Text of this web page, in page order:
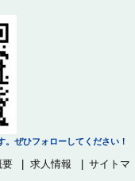
ぜひフォローしてください！
要 求人情報
サイトマ